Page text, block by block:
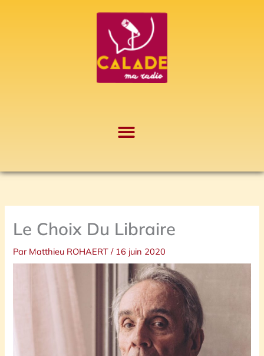
Le Choix Du Libraire
Par Matthieu ROHAERT/ 16 juin 2020